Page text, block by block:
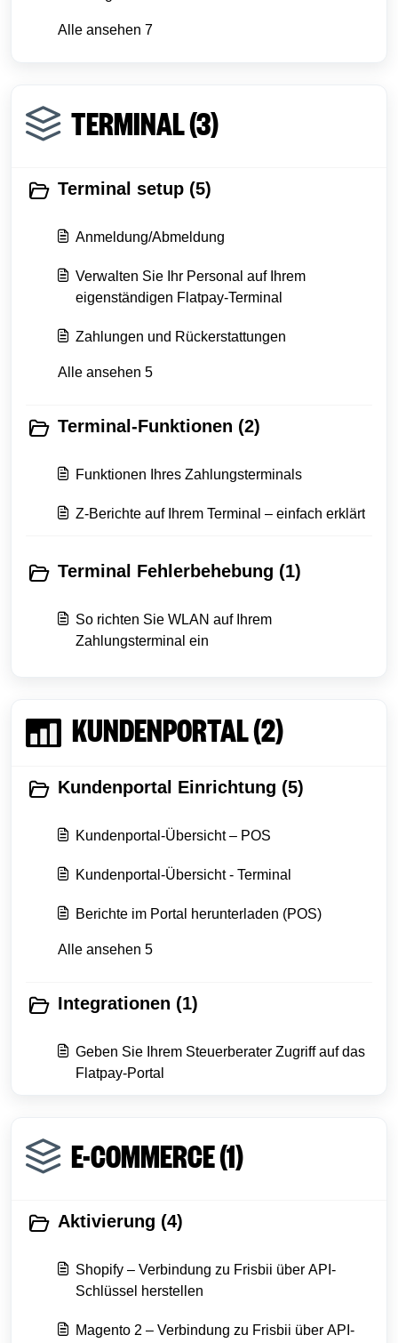
Alle ansehen 7
TERMINAL (3)
Terminal setup (5)
Anmeldung/Abmeldung
Verwalten Sie Ihr Personal auf Ihrem
eigenständigen Flatpay-Terminal
Zahlungen und Rückerstattungen
Alle ansehen 5
Terminal-Funktionen (2)
Funktionen Ihres Zahlungsterminals
Z-Berichte auf Ihrem Terminal – einfach erklärt
Terminal Fehlerbehebung (1)
So richten Sie WLAN auf Ihrem
Zahlungsterminal ein
KUNDENPORTAL (2)
Kundenportal Einrichtung (5)
Kundenportal-Übersicht – POS
Kundenportal-Übersicht - Terminal
Berichte im Portal herunterladen (POS)
Alle ansehen 5
Integrationen (1)
Geben Sie Ihrem Steuerberater Zugriff auf das
Flatpay-Portal
E-COMMERCE (1)
Aktivierung (4)
Shopify – Verbindung zu Frisbii über API-
Schlüssel herstellen
Magento 2 – Verbindung zu Frisbii über API-